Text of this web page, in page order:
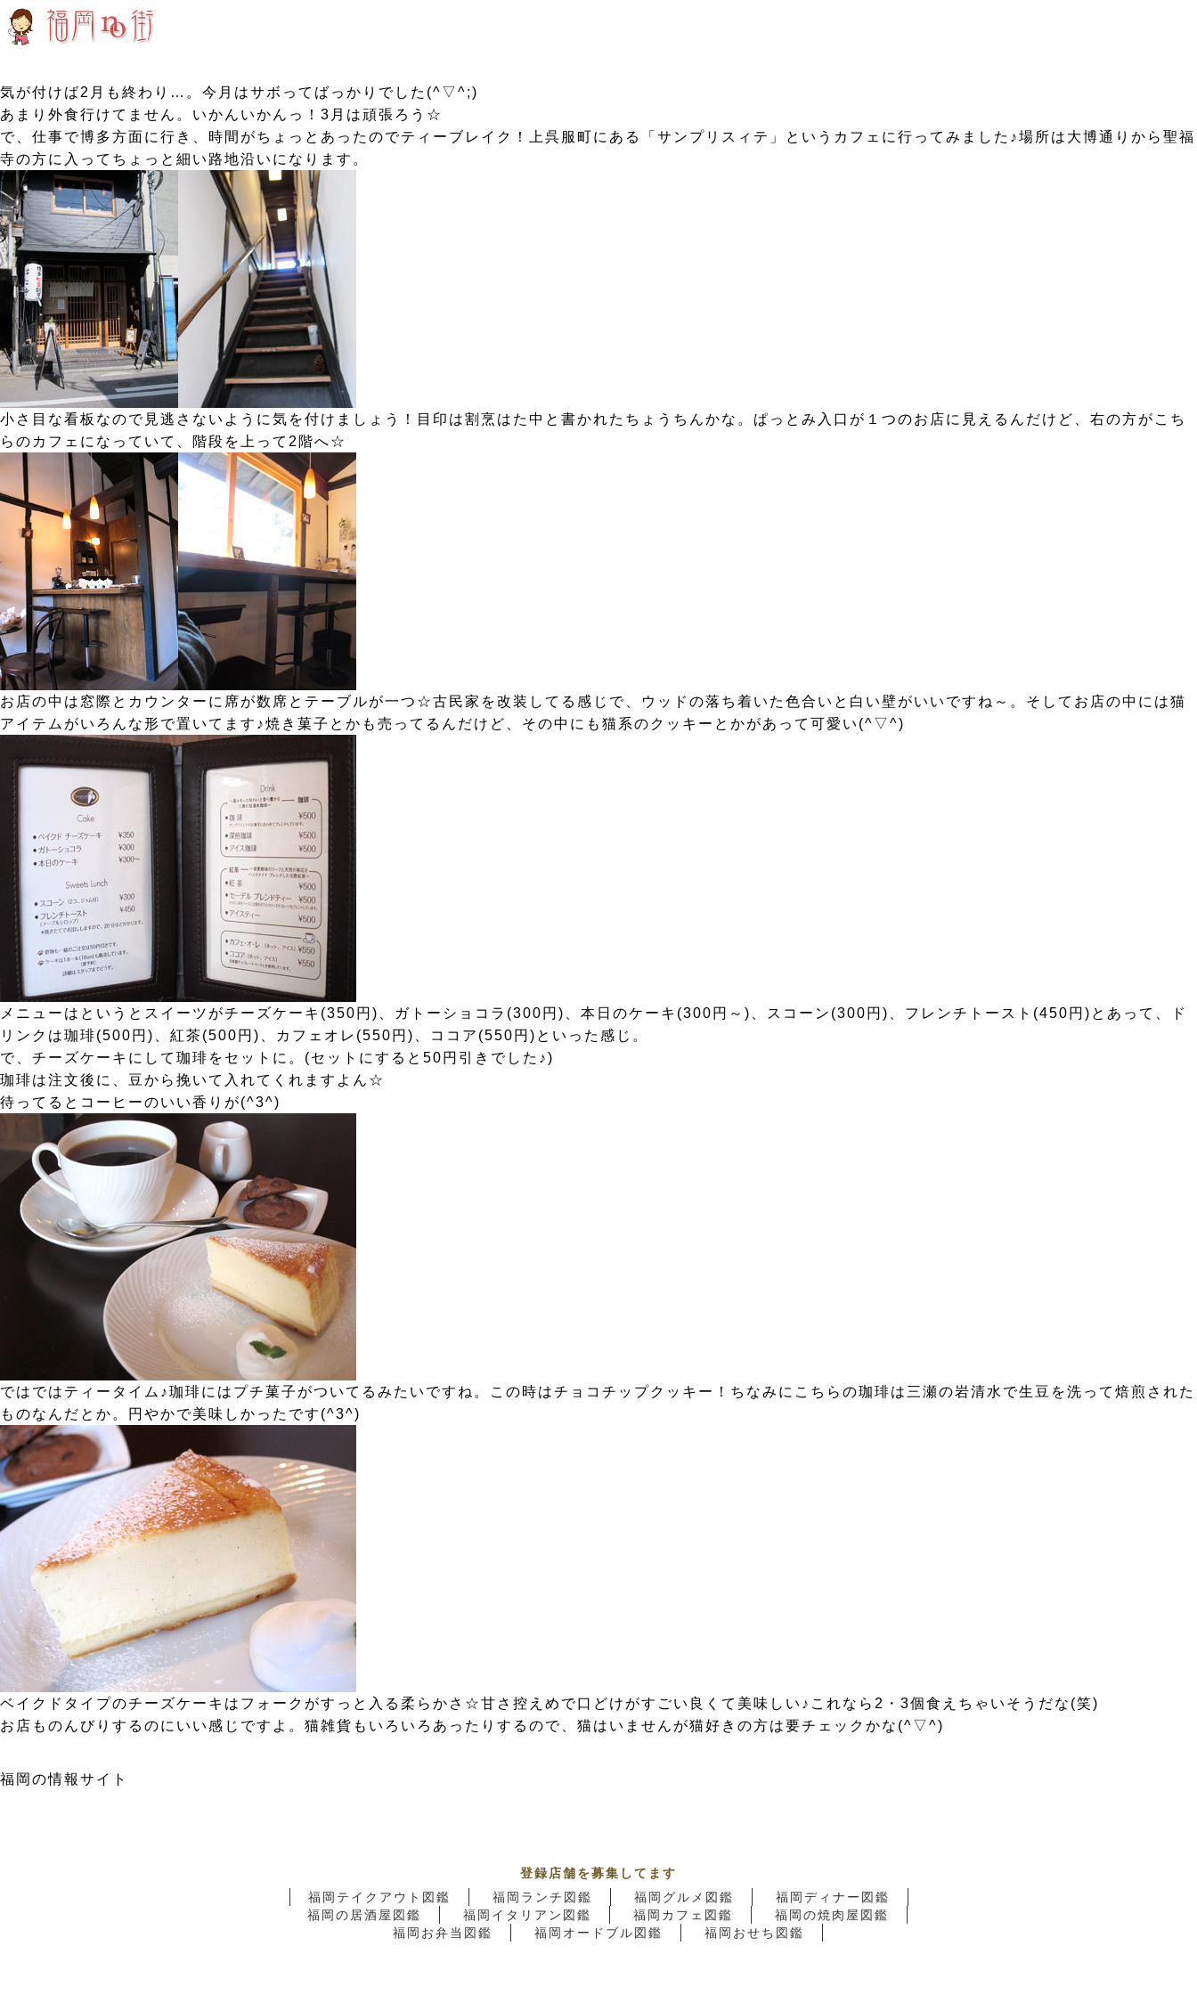
気が付けば2月も終わり…。今月はサボってばっかりでした(^▽^;)
あまり外食行けてません。いかんいかんっ！3月は頑張ろう☆
で、仕事で博多方面に行き、時間がちょっとあったのでティーブレイク！上呉服町にある「サンプリスィテ」というカフェに行ってみました♪場所は大博通りから聖福
寺の方に入ってちょっと細い路地沿いになります。
小さ目な看板なので見逃さないように気を付けましょう！目印は割烹はた中と書かれたちょうちんかな。ぱっとみ入口が１つのお店に見えるんだけど、右の方がこち
らのカフェになっていて、階段を上って2階へ☆
お店の中は窓際とカウンターに席が数席とテーブルが一つ☆古民家を改装してる感じで、ウッドの落ち着いた色合いと白い壁がいいですね～。そしてお店の中には猫
アイテムがいろんな形で置いてます♪焼き菓子とかも売ってるんだけど、その中にも猫系のクッキーとかがあって可愛い(^▽^)
メニューはというとスイーツがチーズケーキ(350円)、ガトーショコラ(300円)、本日のケーキ(300円～)、スコーン(300円)、フレンチトースト(450円)とあって、ド
リンクは珈琲(500円)、紅茶(500円)、カフェオレ(550円)、ココア(550円)といった感じ。
で、チーズケーキにして珈琲をセットに。(セットにすると50円引きでした♪)
珈琲は注文後に、豆から挽いて入れてくれますよん☆
待ってるとコーヒーのいい香りが(^3^)
ではではティータイム♪珈琲にはプチ菓子がついてるみたいですね。この時はチョコチップクッキー！ちなみにこちらの珈琲は三瀬の岩清水で生豆を洗って焙煎された
ものなんだとか。円やかで美味しかったです(^3^)
ベイクドタイプのチーズケーキはフォークがすっと入る柔らかさ☆甘さ控えめで口どけがすごい良くて美味しい♪これなら2・3個食えちゃいそうだな(笑)
お店ものんびりするのにいい感じですよ。猫雑貨もいろいろあったりするので、猫はいませんが猫好きの方は要チェックかな(^▽^)
福岡の情報サイト
登録店舗を募集してます
福岡テイクアウト図鑑
福岡ランチ図鑑 福岡グルメ図鑑
福岡ディナー図鑑
福岡の居酒屋図鑑
福岡イタリアン図鑑 福岡カフェ図鑑
福岡の焼肉屋図鑑
福岡お弁当図鑑
福岡オードブル図鑑 福岡おせち図鑑